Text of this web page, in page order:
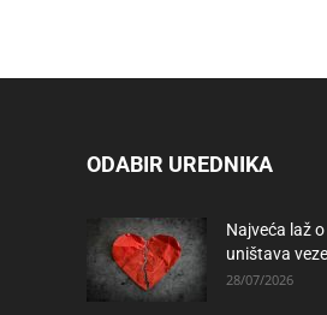
ODABIR UREDNIKA
Najveća laž
uništava
28/07/2026